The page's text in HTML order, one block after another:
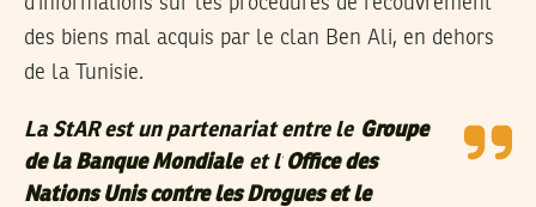
des biens mal acquis par le clan Ben Ali, en dehors
de la Tunisie.
La StAR est un partenariat entre le Groupe
de la Banque Mondiale et l’ Office des
Nations Unis contre les Drogues et le